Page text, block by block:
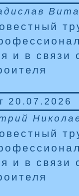
и в связи
20.07.2026
и в связи